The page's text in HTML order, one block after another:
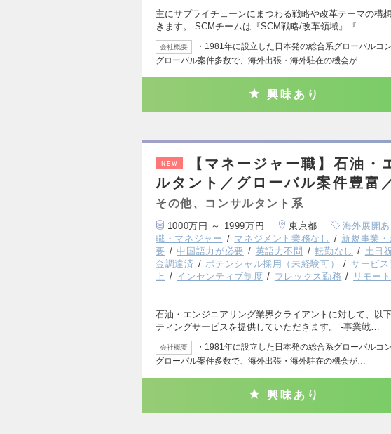
主にサプライチェーンにまつわる戦略や改革テーマの構
きます。 SCMチームは『SCM戦略/改革領域』『…
会社概要
・1981年に設立した日本発の総合系グローバルコ
グローバル案件多数で、海外出張・海外駐在の機会が…
興味あり
NEW
【マネージャー職】石油
ルタント／グローバル案件豊富
その他、コンサルタント系
1000万円 ～ 1999万円 東京都 海外展開
職・マネジャー
マネジメント業務なし 新規事業
要
中国語力が必要 英語力不問 転勤なし 土日
金調達済
ポテンシャル採用（未経験可） サービ
上
インセンティブ制度 フレックス勤務 リモー
石油・エンジニアリング業界クライアントに対して、以
ティングサービスを提供していただきます。 ‐事業戦…
会社概要
・1981年に設立した日本発の総合系グローバルコ
グローバル案件多数で、海外出張・海外駐在の機会が…
興味あり